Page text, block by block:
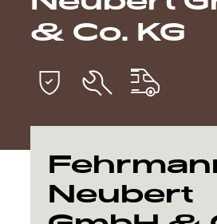
Konfiguraattori
Löydä oma
Tutustu
Lisätietoja
& Co. KG
Neubert